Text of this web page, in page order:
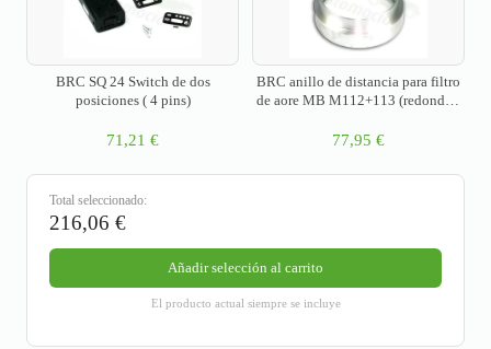
BRC SQ 24 Switch de dos
posiciones ( 4 pins)
71,21 €
BRC anillo de distancia para filtro
de aore MB M112+113 (redondo),
77,95 €
Total seleccionado:
216,06 €
Añadir selección al carrito
El producto actual siempre se incluye